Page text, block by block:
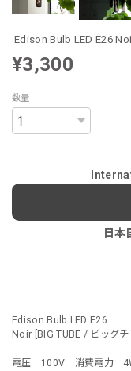
Edison Bulb LED E26
¥3,300
数量
日本
Edison Bulb LED E26
Noir [BIG TUBE / ビッグチ
電圧 100V 消費電力